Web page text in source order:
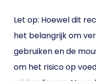
Let op: Hoewel dit
het belangrijk om
gebruiken en de
om het risico op